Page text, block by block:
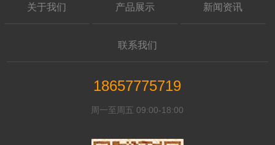
关于我们 产品展示 新闻资讯
联系我们
18657775719
周一至周五 09:00-18:00